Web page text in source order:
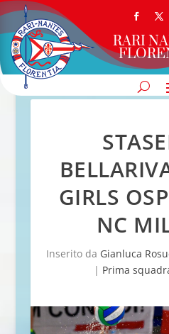
RARI
GIRLS
NC
Inserito da Gianluca
| Prima